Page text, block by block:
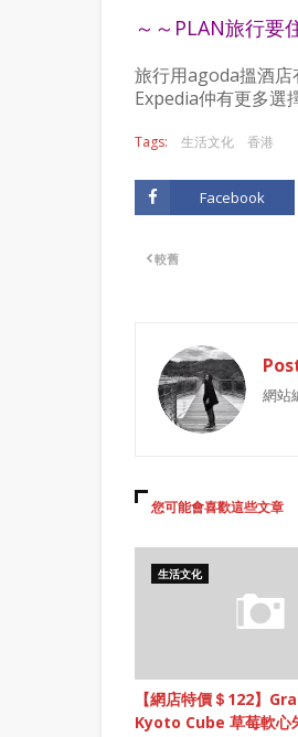
～～PLAN旅行要
旅行用agoda搵酒店
Expedia仲有更多選
Tags: 生活文化 香港
Facebook
較舊
網站
您可能會喜歡這些文章
生活文化
【網店特價＄122】
Kyoto Cube 草莓軟心